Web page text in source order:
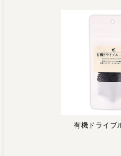
有機ドライブ